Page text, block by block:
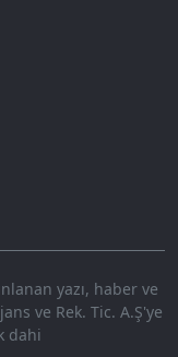
yazı, haber ve
ve Rek. Tic. A.Ş'ye
dahi